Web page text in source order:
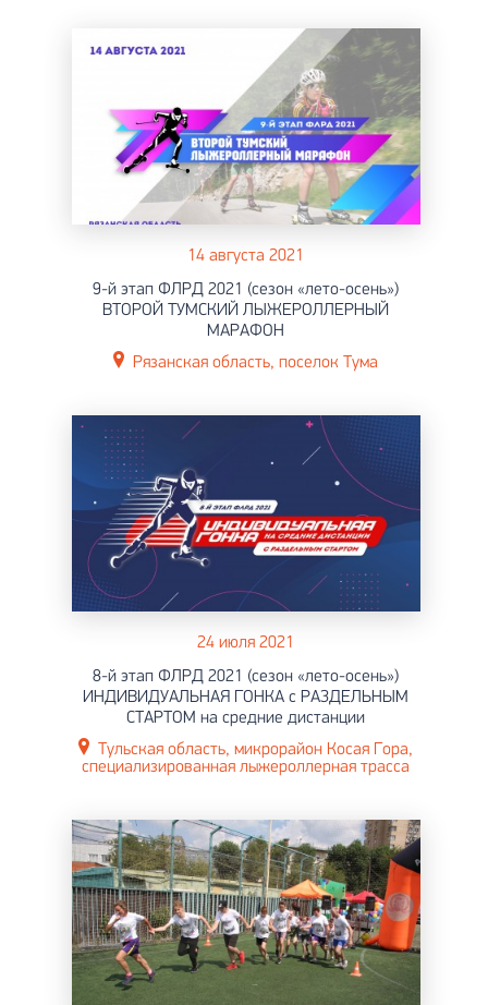
14 августа 2021
9-й этап ФЛРД 2021 (сезон «лето-осень»)
ВТОРОЙ ТУМСКИЙ ЛЫЖЕРОЛЛЕРНЫЙ
МАРАФОН
Рязанская область, поселок Тума
24 июля 2021
8-й этап ФЛРД 2021 (сезон «лето-осень»)
ИНДИВИДУАЛЬНАЯ ГОНКА с РАЗДЕЛЬНЫМ
СТАРТОМ на средние дистанции
Тульская область, микрорайон Косая Гора,
специализированная лыжероллерная трасса